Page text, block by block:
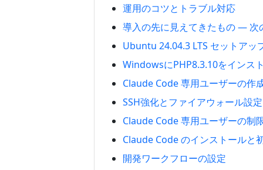
運用のコツとトラブル対応
導入の先に見えてきたもの — 次
Ubuntu 24.04.3 LTS セットアッ
WindowsにPHP8.3.10をインス
Claude Code 専用ユーザーの作
SSH強化とファイアウォール設定
Claude Code 専用ユーザーの制
Claude Code のインストールと
開発ワークフローの設定